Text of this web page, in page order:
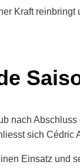
Kraft
nach
sich
Einsatz